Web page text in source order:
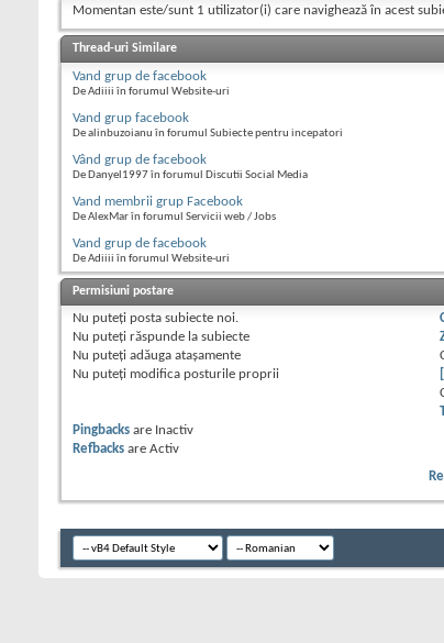
Momentan este/sunt 1 utilizator(i) care navighează în acest
Thread-uri Similare
Vand grup de facebook
De Adiiii în forumul Website-uri
Vand grup facebook
De alinbuzoianu în forumul Subiecte pentru incepatori
Vând grup de facebook
De Danyel1997 în forumul Discutii Social Media
Vand membrii grup Facebook
De AlexMar în forumul Servicii web / Jobs
Vand grup de facebook
De Adiiii în forumul Website-uri
Permisiuni postare
Nu puteţi posta subiecte noi.
Nu puteţi răspunde la subiecte
Nu puteţi adăuga ataşamente
Nu puteţi modifica posturile proprii
Pingbacks are Inactiv
Refbacks are Activ